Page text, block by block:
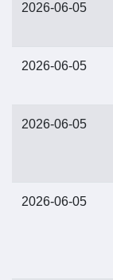
2026-06-05
2026-06-05
2026-06-05
2026-06-05